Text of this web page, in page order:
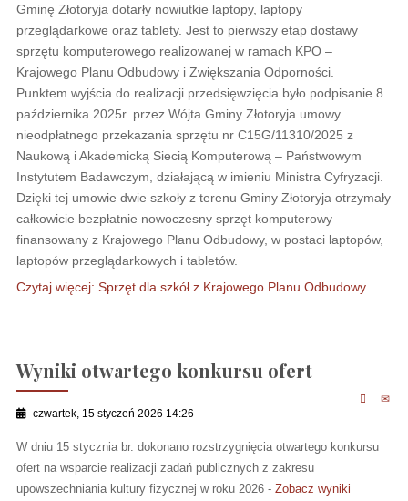
Gminę Złotoryja dotarły nowiutkie laptopy, laptopy
przeglądarkowe oraz tablety. Jest to pierwszy etap dostawy
sprzętu komputerowego realizowanej w ramach KPO –
Krajowego Planu Odbudowy i Zwiększania Odporności.
Punktem wyjścia do realizacji przedsięwzięcia było podpisanie 8
października 2025r. przez Wójta Gminy Złotoryja umowy
nieodpłatnego przekazania sprzętu nr C15G/11310/2025 z
Naukową i Akademicką Siecią Komputerową – Państwowym
Instytutem Badawczym, działającą w imieniu Ministra Cyfryzacji.
Dzięki tej umowie dwie szkoły z terenu Gminy Złotoryja otrzymały
całkowicie bezpłatnie nowoczesny sprzęt komputerowy
finansowany z Krajowego Planu Odbudowy, w postaci laptopów,
laptopów przeglądarkowych i tabletów.
Czytaj więcej: Sprzęt dla szkół z Krajowego Planu Odbudowy
Wyniki otwartego konkursu ofert
czwartek, 15 styczeń 2026 14:26
W dniu 15 stycznia br. dokonano rozstrzygnięcia otwartego konkursu
ofert na wsparcie realizacji zadań publicznych z zakresu
upowszechniania kultury fizycznej w roku 2026 - Zobacz wyniki